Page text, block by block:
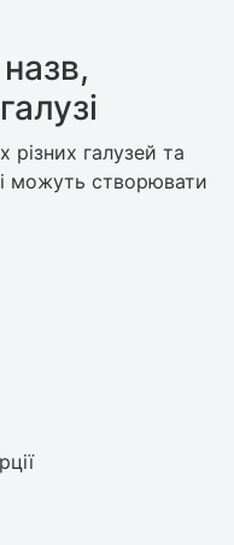
різних галузей та
можуть створювати